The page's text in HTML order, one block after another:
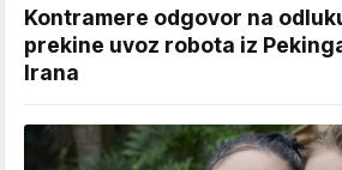
Kontramere odgovor na
prekine uvoz robota iz
Irana